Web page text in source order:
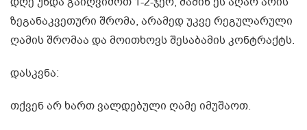
ზეგანაკვეთური შრომა, არამედ უკვე რეგულარული
ღამის შრომაა და მოითხოვს შესაბამის კონტრაქტს.
დასკვნა:
თქვენ არ ხართ ვალდებული ღამე იმუშაოთ.